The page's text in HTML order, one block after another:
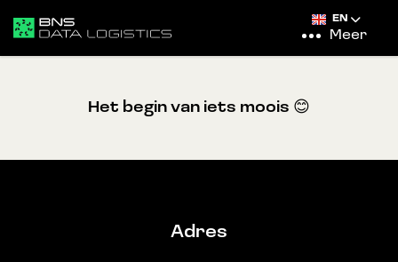
EN
Meer
Het begin van iets moois 😊
Adres